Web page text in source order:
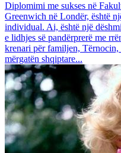
Diplomimi me sukses në
Greenwich në Londër, është
individual. Ai, është një
e lidhjes së pandërprerë me
krenari për familjen,
mërgatën shqiptare...